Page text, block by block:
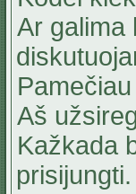
Ar galima
Aš
Kažkada